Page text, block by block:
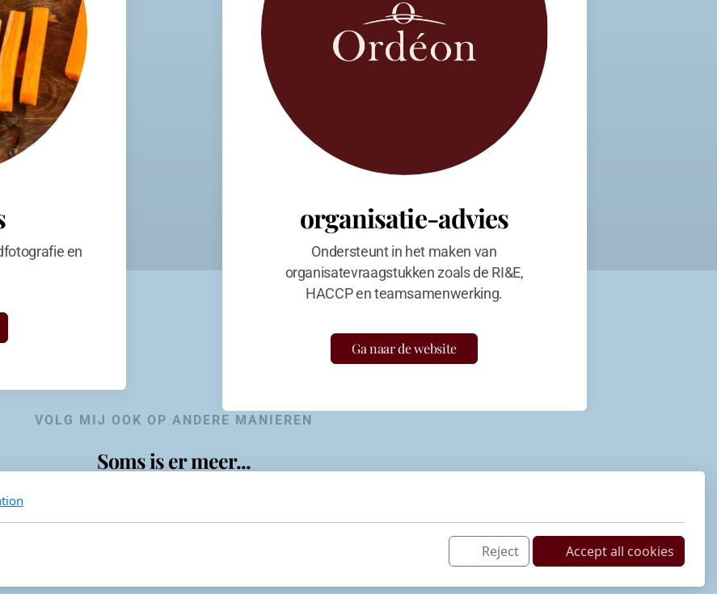
en
organisatie-advies
Ondersteunt in het maken van
organisatevraagstukken zoals de RI&E,
HACCP en teamsamenwerking.
Ga naar de website
VOLG MIJ OOK OP ANDERE MANIEREN
Soms is er meer...
Reject Accept all cookies